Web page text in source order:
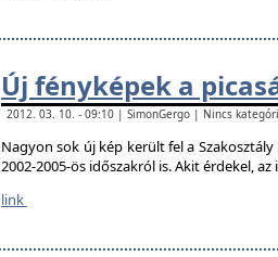
Új fényképek a
2012. 03. 10. - 09:10 | SimonGergo | Nincs
Nagyon sok új kép került fel a
2002-2005-ös időszakról is. Akit érdekel,
link